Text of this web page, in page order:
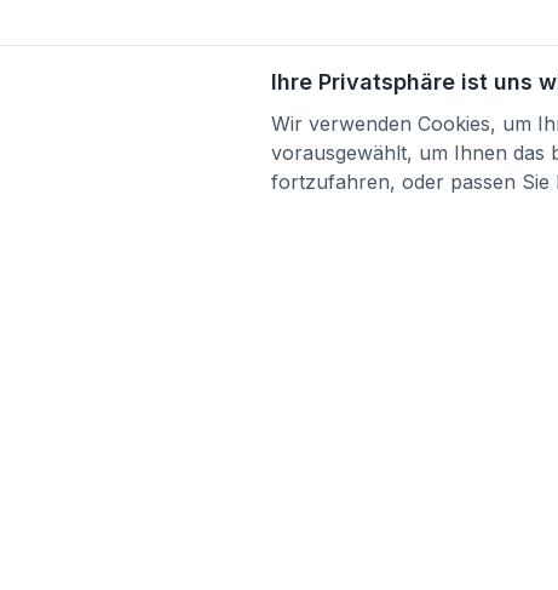
Ihre Privatsphäre ist uns
Wir verwenden Cookies, um
vorausgewählt, um Ihnen das
fortzufahren, oder passen Sie